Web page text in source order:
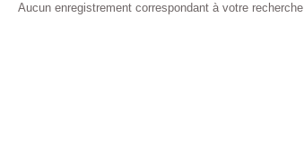
Aucun enregistrement correspondant à votre recherche